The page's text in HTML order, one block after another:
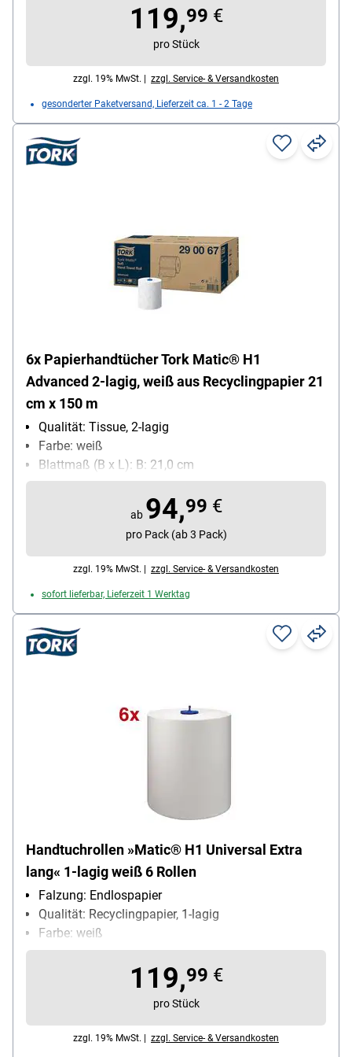
Maße der Endlosrolle: 21 cm x 150 m
119,99 €
pro Stück
zzgl. 19% MwSt. | zzgl. Service- & Versandkosten
gesonderter Paketversand, Lieferzeit ca. 1 - 2 Tage
6x Papierhandtücher Tork Matic® H1
Advanced 2-lagig, weiß aus Recyclingpapier 21
cm x 150 m
Qualität: Tissue, 2-lagig
Farbe: weiß
Blattmaß (B x L): B: 21,0 cm
Maße der Endlosrolle: 21 cm x 150 m
ab 94,99 €
pro Pack (ab 3 Pack)
zzgl. 19% MwSt. | zzgl. Service- & Versandkosten
sofort lieferbar, Lieferzeit 1 Werktag
Handtuchrollen »Matic® H1 Universal Extra
lang« 1-lagig weiß 6 Rollen
Falzung: Endlospapier
Qualität: Recyclingpapier, 1-lagig
Farbe: weiß
Blattmaß (B x L): 21 cm x 28000 cm
Maße der Endlosrolle: 21 cm x 280 m
119,99 €
pro Stück
zzgl. 19% MwSt. | zzgl. Service- & Versandkosten